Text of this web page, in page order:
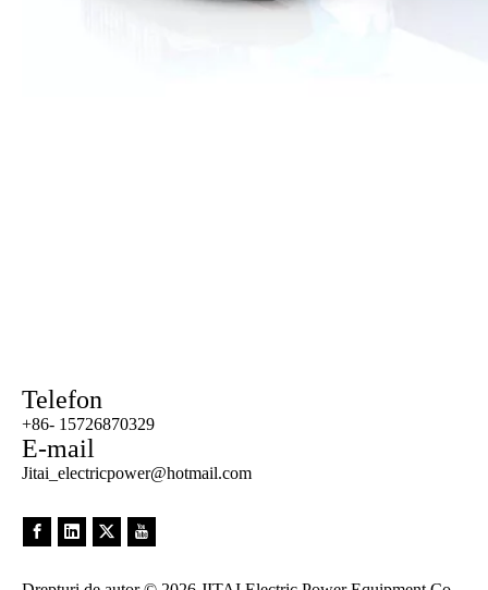
Telefon
+86- 15726870329
E-mail
Jitai_electricpower@hotmail.com